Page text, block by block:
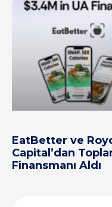
EatBetter ve
Capital’dan
Finansmanı Aldı